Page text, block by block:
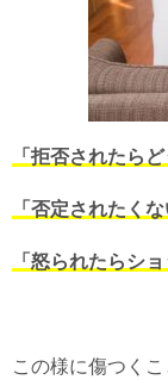
「拒否されたら
「否定されたく
「怒られたらシ
この様に傷つくこ